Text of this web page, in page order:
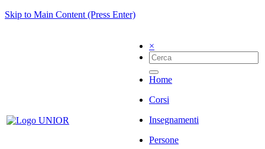
Skip to Main Content (Press Enter)
×
Home
Corsi
Insegnamenti
Persone